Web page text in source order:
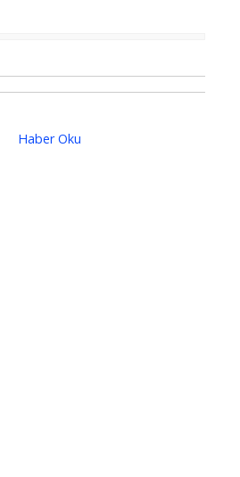
Haber Oku